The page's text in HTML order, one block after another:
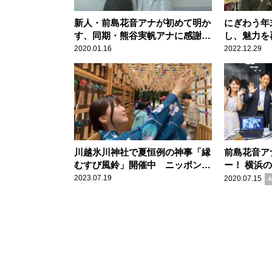
新人・前島花音アナが初めて明か
す、同期・熊谷実帆アナに感謝し
た出来事
2020.01.16
にぎわう
し、魅力
ナウンサ
2022.12.29
川越氷川神社で夏恒例の神事「縁
むすび風鈴」開催中 ニッポン放
送・前島花音アナの願いは……
2023.07.19
前島花音
ー！ 横浜
ってどんな
2020.07.15